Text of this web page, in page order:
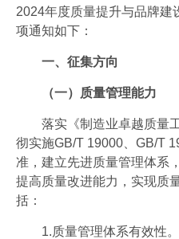
2024年度质量提升与品牌建
项通知如下：
一、征集方向
（一）质量管理能力
落实《制造业卓越质量
彻实施GB/T 19000、GB/T
准，建立先进质量管理体系
提高质量改进能力，实现质
括：
1.质量管理体系有效性